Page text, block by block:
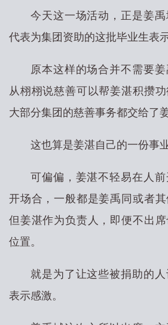
今天这一场活动，正是姜
代表为集团资助的这批毕业生表示
原本这样的场合并不需要
从栩栩说慈善可以帮姜湛积攒
大部分集团的慈善事务都交给了姜
这也算是姜湛自己的一份事业
可偏偏，姜湛不轻易在人
开场合，一般都是姜禹同或者其
但姜湛作为负责人，即便不出
位置。
就是为了让这些被捐助的
表示感激。